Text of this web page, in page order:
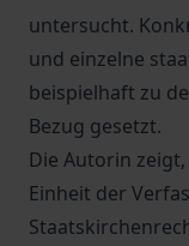
untersucht.
und einzelne
beispielhaft zu
Bezug gesetzt.
Die Autorin
Einheit der